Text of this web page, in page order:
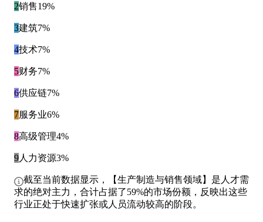
2销售19%
3建筑7%
4技术7%
5财务7%
6供应链7%
7服务业6%
8高级管理4%
9人力资源3%
截至当前数据显示，【生产制造与销售领域】是人才需
求的绝对主力，合计占据了59%的市场份额，反映出这些
行业正处于快速扩张或人员流动较高的阶段。